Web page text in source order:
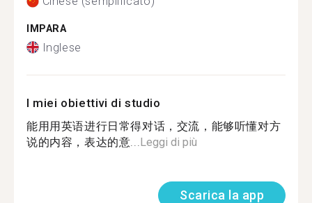
IMPARA
Inglese
I miei obiettivi di studio
能用用英语进行日常得对话，交流，能够听懂对方
说的内容，表达的意... Leggi di più
Scarica la app